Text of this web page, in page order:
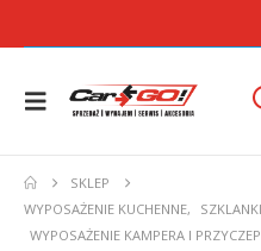
SKLEP
WYPOSAŻENIE KUCHENNE,
WYPOSAŻENIE KAMPERA I